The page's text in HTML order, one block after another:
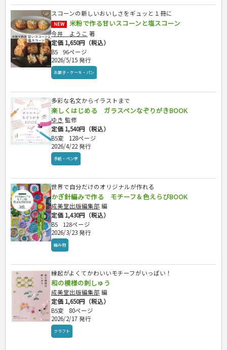
音と光のでる絵本
えんぴつちょう
簿記検定
看護・薬学
ケアマネジャー
介護・社会福祉士
保育士
司法書士・社労士
行政書士・宅建
衛生管理・運行管理
建築・土木
電気・危険物
調理師
スキル・キャリアアップ
危険物取扱者
消防設備士
登録販売者
その他資格試験
マネー・株・資産
ビジネス・法律
簿記・経理・税金・保険
その他ビジネス
自己啓発
自己啓発
ビジネス読み物
国内・海外旅行
国外旅行
国内旅行
散歩・グルメ
地理・歴史
地理・地図
歴史
文庫
文庫
成美文庫
その他文庫
ダイアリー
ダイアリー
プラチナダイアリー プレステージ
スコーンの新しいおいしさをギュッと１冊に
NEW 米粉で作る甘いスコーンと塩スコーン
今井 ようこ 著
定価 1,650円（税込）
B5
96ページ
2026/5/15 発行
お菓子・ケーキ・パン
多彩な名文からイラストまで
楽しくはじめる ガラスペンなぞりがきBOOK
ゆき 監修
定価 1,540円（税込）
B5変
128ページ
2026/4/22 発行
手紙・ペン字
世界で自分だけのオリジナルが作れる
かぎ針編みで作る モチーフ＆色えらびBOOK
成美堂出版編集部 編
定価 1,430円（税込）
B5
128ページ
2026/3/23 発行
編み物
縁起がよくてかわいいモチーフがいっぱい！
和の模様の刺しゅう
成美堂出版編集部 編
定価 1,650円（税込）
B5変
80ページ
2026/2/17 発行
クラフト